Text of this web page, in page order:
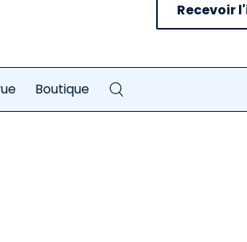
Recevoir
Boutique